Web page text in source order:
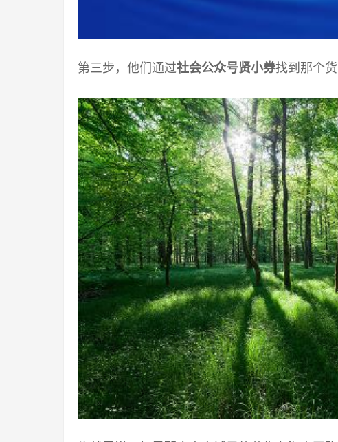
第三步，他们通过社会公众号贤小券找到那个